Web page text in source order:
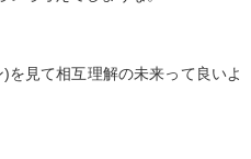
見て相互理解の未来って良いよ